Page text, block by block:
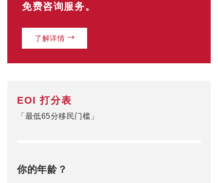
免费咨询服务。
了解详情
EOI 打分表
「最低65分移民门槛」
你的年龄？